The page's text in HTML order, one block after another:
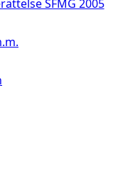
SFMG 2005